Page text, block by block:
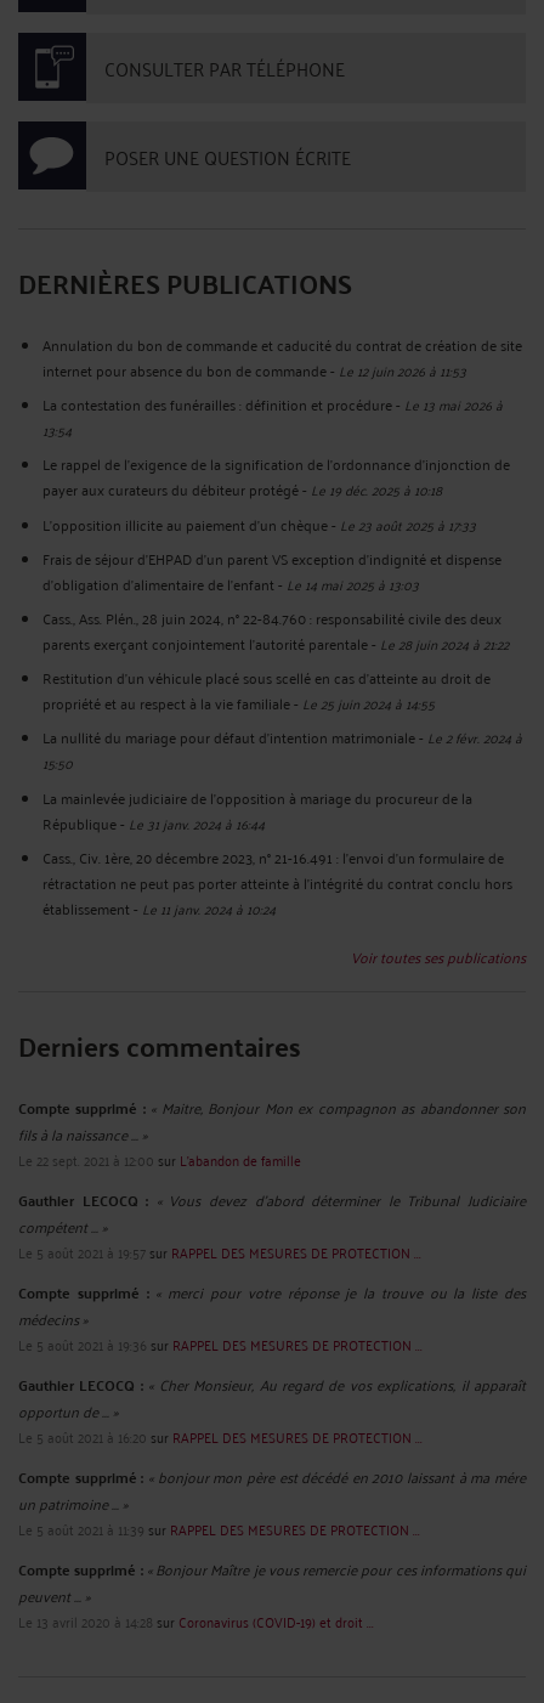
CONSULTER PAR TÉLÉPHONE
POSER UNE QUESTION ÉCRITE
DERNIÈRES PUBLICATIONS
Annulation du bon de commande et caducité du contrat de création de site
internet pour absence du bon de commande- Le 12 juin 2026 à 11:53
La contestation des funérailles : définition et procédure- Le 13 mai 2026 à
13:54
Le rappel de l’exigence de la signification de l’ordonnance d’injonction de
payer aux curateurs du débiteur protégé- Le 19 déc. 2025 à 10:18
L’opposition illicite au paiement d’un chèque- Le 23 août 2025 à 17:33
Frais de séjour d'EHPAD d'un parent VS exception d'indignité et dispense
d'obligation d'alimentaire de l'enfant- Le 14 mai 2025 à 13:03
Cass., Ass. Plén., 28 juin 2024, n° 22-84.760 : responsabilité civile des deux
parents exerçant conjointement l’autorité parentale- Le 28 juin 2024 à 21:22
Restitution d'un véhicule placé sous scellé en cas d'atteinte au droit de
propriété et au respect à la vie familiale- Le 25 juin 2024 à 14:55
La nullité du mariage pour défaut d'intention matrimoniale- Le 2 févr. 2024 à
15:50
La mainlevée judiciaire de l’opposition à mariage du procureur de la
République- Le 31 janv. 2024 à 16:44
Cass., Civ. 1ère, 20 décembre 2023, n° 21-16.491 : l'envoi d'un formulaire de
rétractation ne peut pas porter atteinte à l’intégrité du contrat conclu hors
établissement- Le 11 janv. 2024 à 10:24
Voir toutes ses publications
Derniers commentaires
Compte supprimé : « Maitre, Bonjour Mon ex compagnon as abandonner son
fils à la naissance ... »
Le 22 sept. 2021 à 12:00 sur L'abandon de famille
Gauthier LECOCQ : « Vous devez d’abord déterminer le Tribunal Judiciaire
compétent ... »
Le 5 août 2021 à 19:57sur RAPPEL DES MESURES DE PROTECTION ...
Compte supprimé : « merci pour votre réponse je la trouve ou la liste des
médecins »
Le 5 août 2021 à 19:36 sur RAPPEL DES MESURES DE PROTECTION ...
Gauthier LECOCQ : « Cher Monsieur, Au regard de vos explications, il apparaît
opportun de ... »
Le 5 août 2021 à 16:20 sur RAPPEL DES MESURES DE PROTECTION ...
Compte supprimé : « bonjour mon père est décédé en 2010 laissant à ma mére
un patrimoine ... »
Le 5 août 2021 à 11:39 sur RAPPEL DES MESURES DE PROTECTION ...
Compte supprimé : « Bonjour Maître je vous remercie pour ces informations qui
peuvent ... »
Le 13 avril 2020 à 14:28 sur Coronavirus (COVID-19) et droit ...